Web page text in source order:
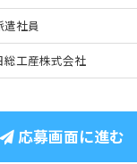
遣社員
総工産株式会社
応募画面に進む